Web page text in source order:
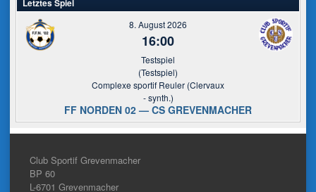
Letztes Spiel
8. August 2026
16:00
Testspiel
(Testspiel)
Complexe sportif Reuler (Clervaux
- synth.)
FF NORDEN 02 — CS GREVENMACHER
Club Sportif Grevenmacher
BP 60
L-6701 Grevenmacher